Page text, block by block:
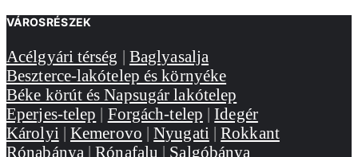
VÁROSRÉSZEK
Acélgyári térség | Baglyasalja
Beszterce-lakótelep és környéke
Béke körút és Napsugár lakótelep
Eperjes-telep | Forgách-telep |Idegér
Károlyi |Kemerovo |Nyugati |Rokkant
Rónabánya |Rónafalu | Salgóbánya